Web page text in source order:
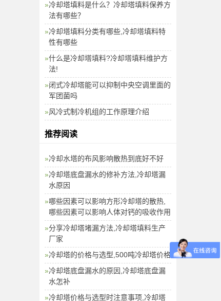
冷却塔填料是什么？冷却塔填料保养方
法有哪些？
冷却塔填料分类有哪些,冷却塔填料特
性有哪些
什么是冷却塔填料?冷却塔填料维护方
法!
闭式冷却塔能可以抑制中央空调里面的
军团菌吗
风冷式制冷机组的工作原理介绍
推荐阅读
冷却水塔的布风影响散热到底好不好
冷却塔底盘漏水的修补方法,冷却塔漏
水原因
哪些因素可以影响方形冷却塔的散热,
哪些因素可以影响人体对钙的吸收作用
分享冷却塔堵漏方法,冷却塔填料生产
厂家
冷却塔的价格与选型,500吨冷却塔价格
冷却塔底盘漏水的原因,冷却塔底盘漏
水怎补
冷却塔价格与选型时注意事项,冷却塔